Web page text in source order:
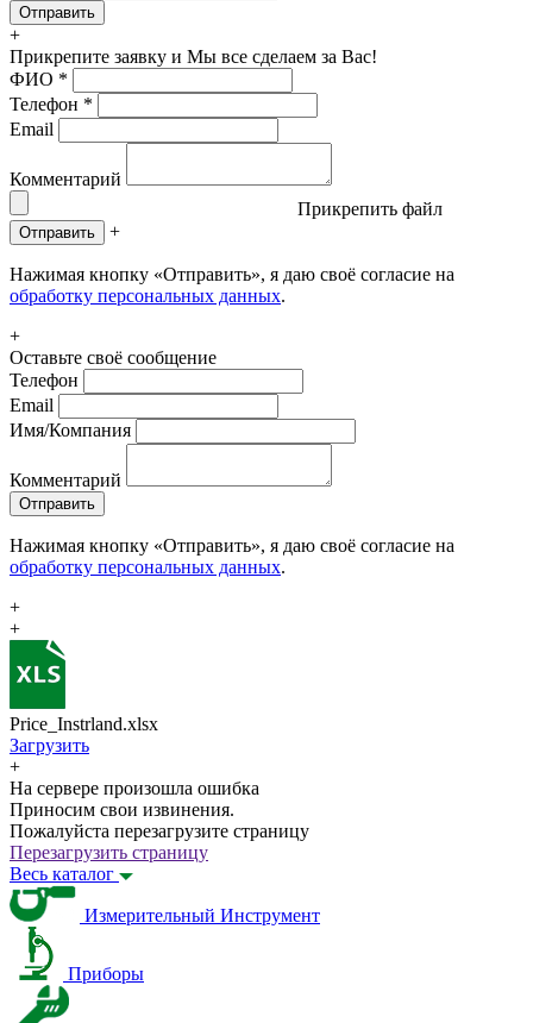
+
Прикрепите заявку и Мы все сделаем за Вас!
ФИО *
Телефон *
Email
Комментарий
Прикрепить файл
Отправить +
Нажимая кнопку «Отправить», я даю своё согласие на
обработку персональных данных.
+
Оставьте своё сообщение
Телефон
Email
Имя/Компания
Комментарий
Отправить
Нажимая кнопку «Отправить», я даю своё согласие на
обработку персональных данных.
+
+
Price_Instrland.xlsx
Загрузить
+
На сервере произошла ошибка
Приносим свои извинения.
Пожалуйста перезагрузите страницу
Перезагрузить страницу
Весь каталог
Измерительный Инструмент
Приборы